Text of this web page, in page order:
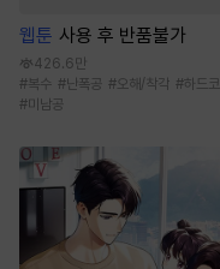
웹툰 사용 후 반품불가
426.6만
#복수 #난폭공 #오해/착각 #하드코
#미남공